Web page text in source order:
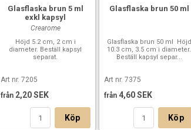
Glasflaska brun 5 ml
exkl kapsyl
Crearome
Höjd 5.2 cm, 2 cm i
diameter. Beställ kapsyl
separat.
Art nr. 7205
från 2,20 SEK
Köp
Glasflaska brun 50 ml
Glasflaska brun 50 ml Höjd
10.3 cm, 3.5 cm i diameter.
Beställ kapsyl separ...
Art nr. 7375
från 4,60 SEK
Köp